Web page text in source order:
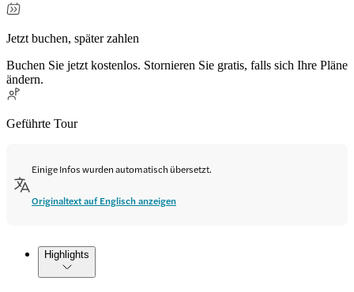
Jetzt buchen, später zahlen
Buchen Sie jetzt kostenlos. Stornieren Sie gratis, falls sich Ihre Pläne
ändern.
Geführte Tour
Einige Infos wurden automatisch übersetzt.
Originaltext auf Englisch anzeigen
Highlights